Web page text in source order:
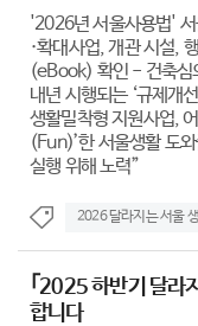
'2026년 서울사용법'
·확대사업, 개관 시설,
(eBook) 확인 - 건축심
내년 시행되는 ‘규제개
생활밀착형 지원사업,
(Fun)’한 서울생활 도
실행 위해 노력”
2026 달라지는 서울
｢2025 하반기 달라
합니다